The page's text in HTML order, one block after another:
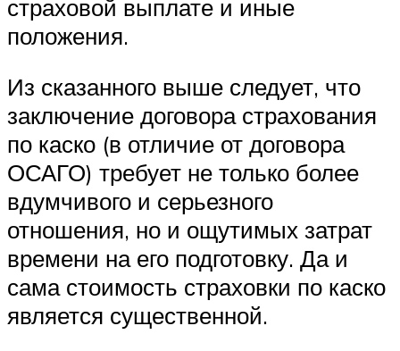
страховой выплате и иные
положения.
Из сказанного выше следует, что
заключение договора страхования
по каско (в отличие от договора
ОСАГО) требует не только более
вдумчивого и серьезного
отношения, но и ощутимых затрат
времени на его подготовку. Да и
сама стоимость страховки по каско
является существенной.